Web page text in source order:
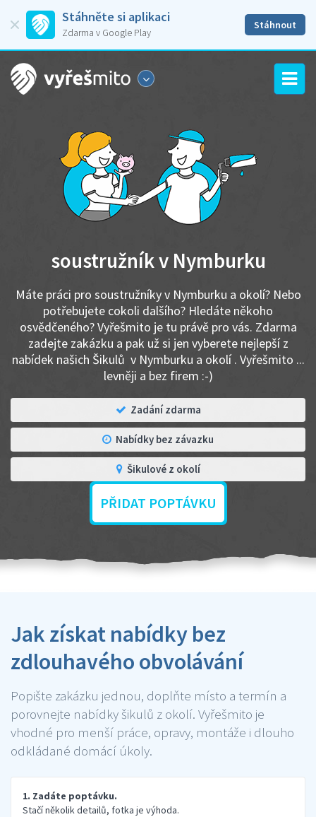
Stáhněte si aplikaci
Zdarma v Google Play
Stáhnout
soustružník v Nymburku
Máte práci pro soustružníky v Nymburku a okolí? Nebo
potřebujete cokoli dalšího? Hledáte někoho
osvědčeného? Vyřešmito je tu právě pro vás. Zdarma
zadejte zakázku a pak už si jen vyberete nejlepší z
nabídek našich Šikulů v Nymburku a okolí . Vyřešmito ...
levněji a bez firem :-)
Zadání zdarma
Nabídky bez závazku
Šikulové z okolí
PŘIDAT POPTÁVKU
Jak získat nabídky bez
zdlouhavého obvolávání
Popište zakázku jednou, doplňte místo a termín a
porovnejte nabídky šikulů z okolí. Vyřešmito je
vhodné pro menší práce, opravy, montáže i dlouho
odkládané domácí úkoly.
1. Zadáte poptávku.
Stačí několik detailů, fotka je výhoda.